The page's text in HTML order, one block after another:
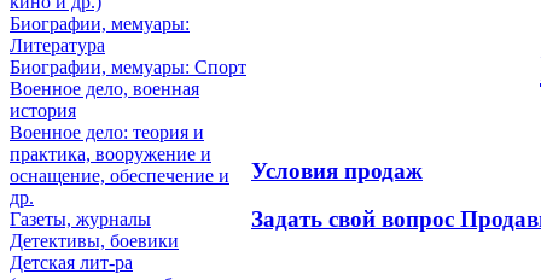
Биографии, мемуары:
Литература
Биографии, мемуары: Спорт
Военное дело, военная
история
Военное дело: теория и
практика, вооружение и
оснащение, обеспечение и
др.
Газеты, журналы
Детективы, боевики
Детская лит-ра
Условия продаж
Задать свой вопрос